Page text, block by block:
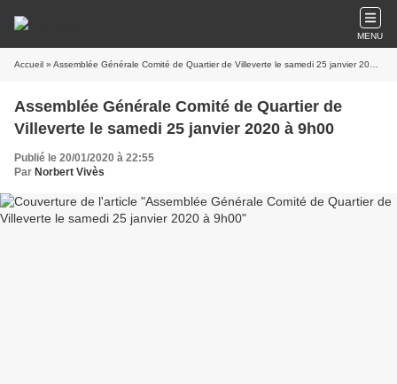
MENU
Accueil » Assemblée Générale Comité de Quartier de Villeverte le samedi 25 janvier 2020 à 9h00
Assemblée Générale Comité de Quartier de
Villeverte le samedi 25 janvier 2020 à 9h00
Publié le 20/01/2020 à 22:55
Par Norbert Vivès